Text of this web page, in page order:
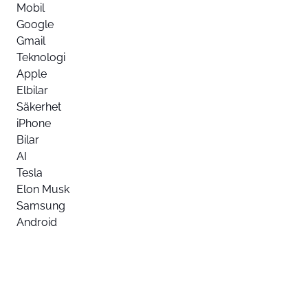
Mobil
Google
Gmail
Teknologi
Apple
Elbilar
Säkerhet
iPhone
Bilar
AI
Tesla
Elon Musk
Samsung
Android